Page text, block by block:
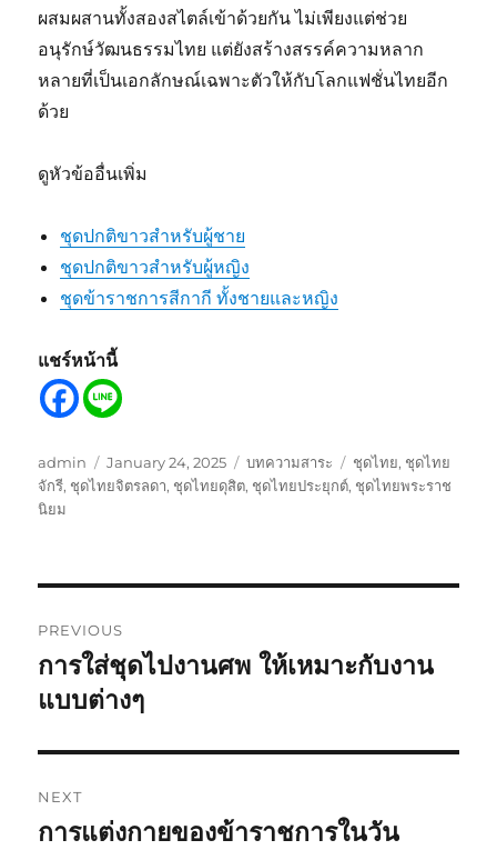
ผสมผสานทั้งสองสไตล์เข้าด้วยกัน ไม่เพียงแต่ช่วย
อนุรักษ์วัฒนธรรมไทย แต่ยังสร้างสรรค์ความหลาก
หลายที่เป็นเอกลักษณ์เฉพาะตัวให้กับโลกแฟชั่นไทยอีก
ด้วย
ดูหัวข้ออื่นเพิ่ม
ชุดปกติขาวสำหรับผู้ชาย
ชุดปกติขาวสำหรับผู้หญิง
ชุดข้าราชการสีกากี ทั้งชายและหญิง
แชร์หน้านี้
Author
admin
Posted
on
January 24, 2025 Categories
บทความสาระ Tags
ชุดไทย, ชุดไทย
จักรี, ชุดไทยจิตรลดา, ชุดไทยดุสิต, ชุดไทยประยุกต์, ชุดไทยพระราช
นิยม
navigation
PREVIOUS
Previous
post:
การใส่ชุดไปงานศพ ให้เหมาะกับงาน
แบบต่างๆ
NEXT
Next
การแต่งกายของข้าราชการในวัน